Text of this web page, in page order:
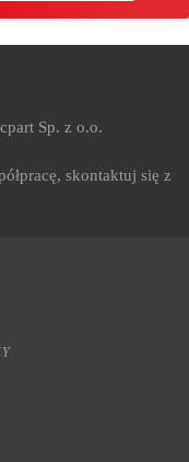
Sp. z o.o.
skontaktuj się z